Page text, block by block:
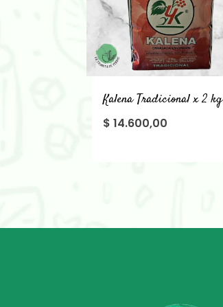
Kalena Tradicional x 2 kg
$ 14.600,00